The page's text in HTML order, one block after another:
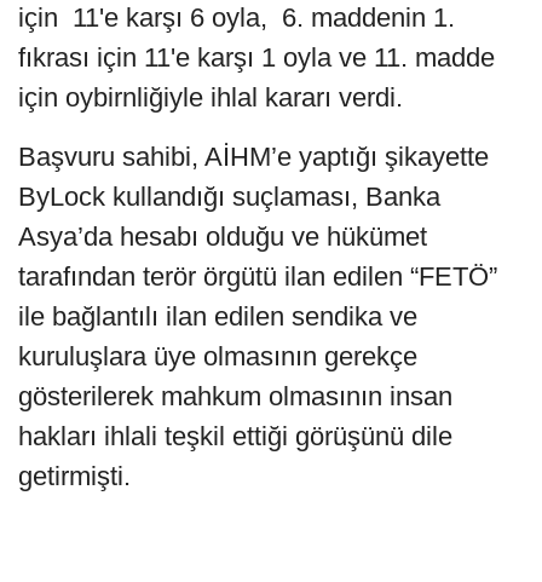
için 11'e karşı 6 oyla, 6. maddenin 1.
fıkrası için 11'e karşı 1 oyla ve 11. madde
için oybirnliğiyle ihlal kararı verdi.
Başvuru sahibi, AİHM’e yaptığı şikayette
ByLock kullandığı suçlaması, Banka
Asya’da hesabı olduğu ve hükümet
tarafından terör örgütü ilan edilen “FETÖ”
ile bağlantılı ilan edilen sendika ve
kuruluşlara üye olmasının gerekçe
gösterilerek mahkum olmasının insan
hakları ihlali teşkil ettiği görüşünü dile
getirmişti.